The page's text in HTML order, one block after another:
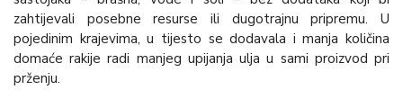
zahtijevali posebne resurse ili dugotrajnu pripremu. U
pojedinim krajevima, u tijesto se dodavala i manja količina
domaće rakije radi manjeg upijanja ulja u sami proizvod pri
prženju.